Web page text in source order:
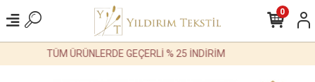
TÜM ÜRÜNLERDE GEÇERLİ % 25 İNDİRİM
0